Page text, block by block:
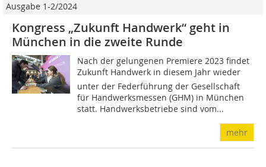
Ausgabe 1-2/2024
Kongress „Zukunft Handwerk“ geht in
München in die zweite Runde
Nach der gelungenen Premiere 2023 findet
Zukunft Handwerk in diesem Jahr wieder
unter der Federführung der Gesellschaft
für Handwerksmessen (GHM) in München
statt. Handwerksbetriebe sind vom...
mehr